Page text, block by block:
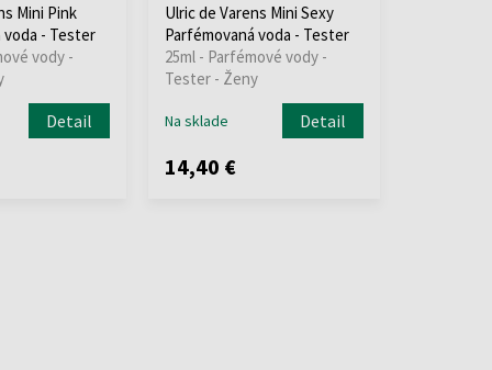
Mini Pink
- Tester
vody -
Detail
Ulric de Varens Mini Sexy
Parfémovaná voda - Tester
25ml - Parfémové vody -
Tester - Ženy
Na sklade Detail
14,40 €